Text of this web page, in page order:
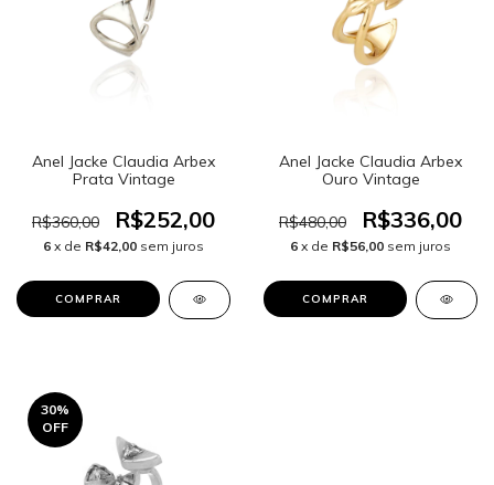
Anel Jacke Claudia Arbex
Prata Vintage
R$360,00 R$252,00
6 x de R$42,00 sem juros
Anel Jacke Claudia Arbex
Ouro Vintage
R$480,00 R$336,00
6 x de R$56,00 sem juros
30%
OFF